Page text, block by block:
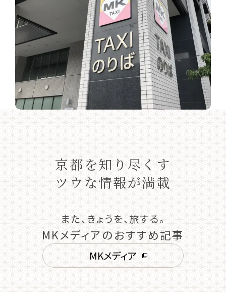
京都を知り尽くす
ツウな情報が満載
また、きょうを、旅する。
MKメディアのおすすめ記事
MKメディア